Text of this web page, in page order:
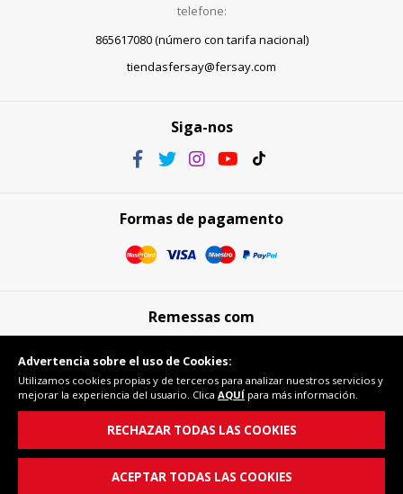
telefone:
865617080 (número con tarifa nacional)
tiendasfersay@fersay.com
Siga-nos
Formas de pagamento
Remessas com
Compra segura
Advertencia sobre el uso de Cookies:
Utilizamos cookies propias y de terceros para analizar nuestros servicios y
mejorar la experiencia del usuario. Clica AQUÍ para más información.
RECHAZAR TODAS LAS COOKIES
ACEPTAR TODAS LAS COOKIES